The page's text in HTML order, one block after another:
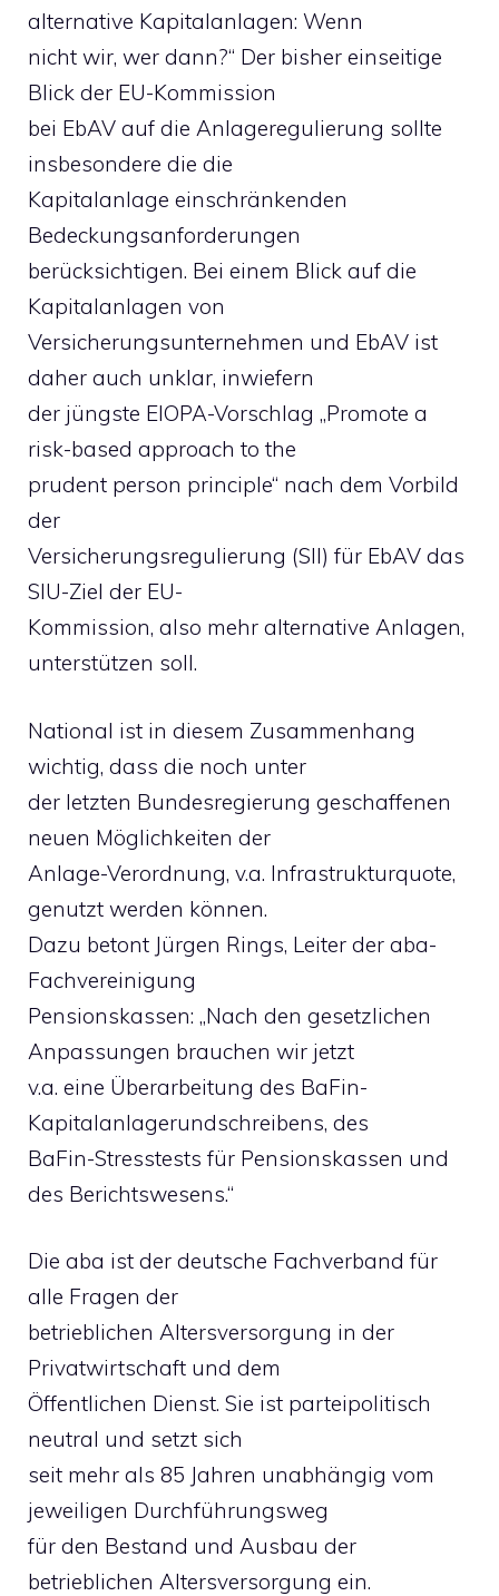
alternative Kapitalanlagen: Wenn
nicht wir, wer dann?“ Der bisher einseitige
Blick der EU-Kommission
bei EbAV auf die Anlageregulierung sollte
insbesondere die die
Kapitalanlage einschränkenden
Bedeckungsanforderungen
berücksichtigen. Bei einem Blick auf die
Kapitalanlagen von
Versicherungsunternehmen und EbAV ist
daher auch unklar, inwiefern
der jüngste EIOPA-Vorschlag „Promote a
risk-based approach to the
prudent person principle“ nach dem Vorbild
der
Versicherungsregulierung (SII) für EbAV das
SIU-Ziel der EU-
Kommission, also mehr alternative Anlagen,
unterstützen soll.
National ist in diesem Zusammenhang
wichtig, dass die noch unter
der letzten Bundesregierung geschaffenen
neuen Möglichkeiten der
Anlage-Verordnung, v.a. Infrastrukturquote,
genutzt werden können.
Dazu betont Jürgen Rings, Leiter der aba-
Fachvereinigung
Pensionskassen: „Nach den gesetzlichen
Anpassungen brauchen wir jetzt
v.a. eine Überarbeitung des BaFin-
Kapitalanlagerundschreibens, des
BaFin-Stresstests für Pensionskassen und
des Berichtswesens.“
Die aba ist der deutsche Fachverband für
alle Fragen der
betrieblichen Altersversorgung in der
Privatwirtschaft und dem
Öffentlichen Dienst. Sie ist parteipolitisch
neutral und setzt sich
seit mehr als 85 Jahren unabhängig vom
jeweiligen Durchführungsweg
für den Bestand und Ausbau der
betrieblichen Altersversorgung ein.